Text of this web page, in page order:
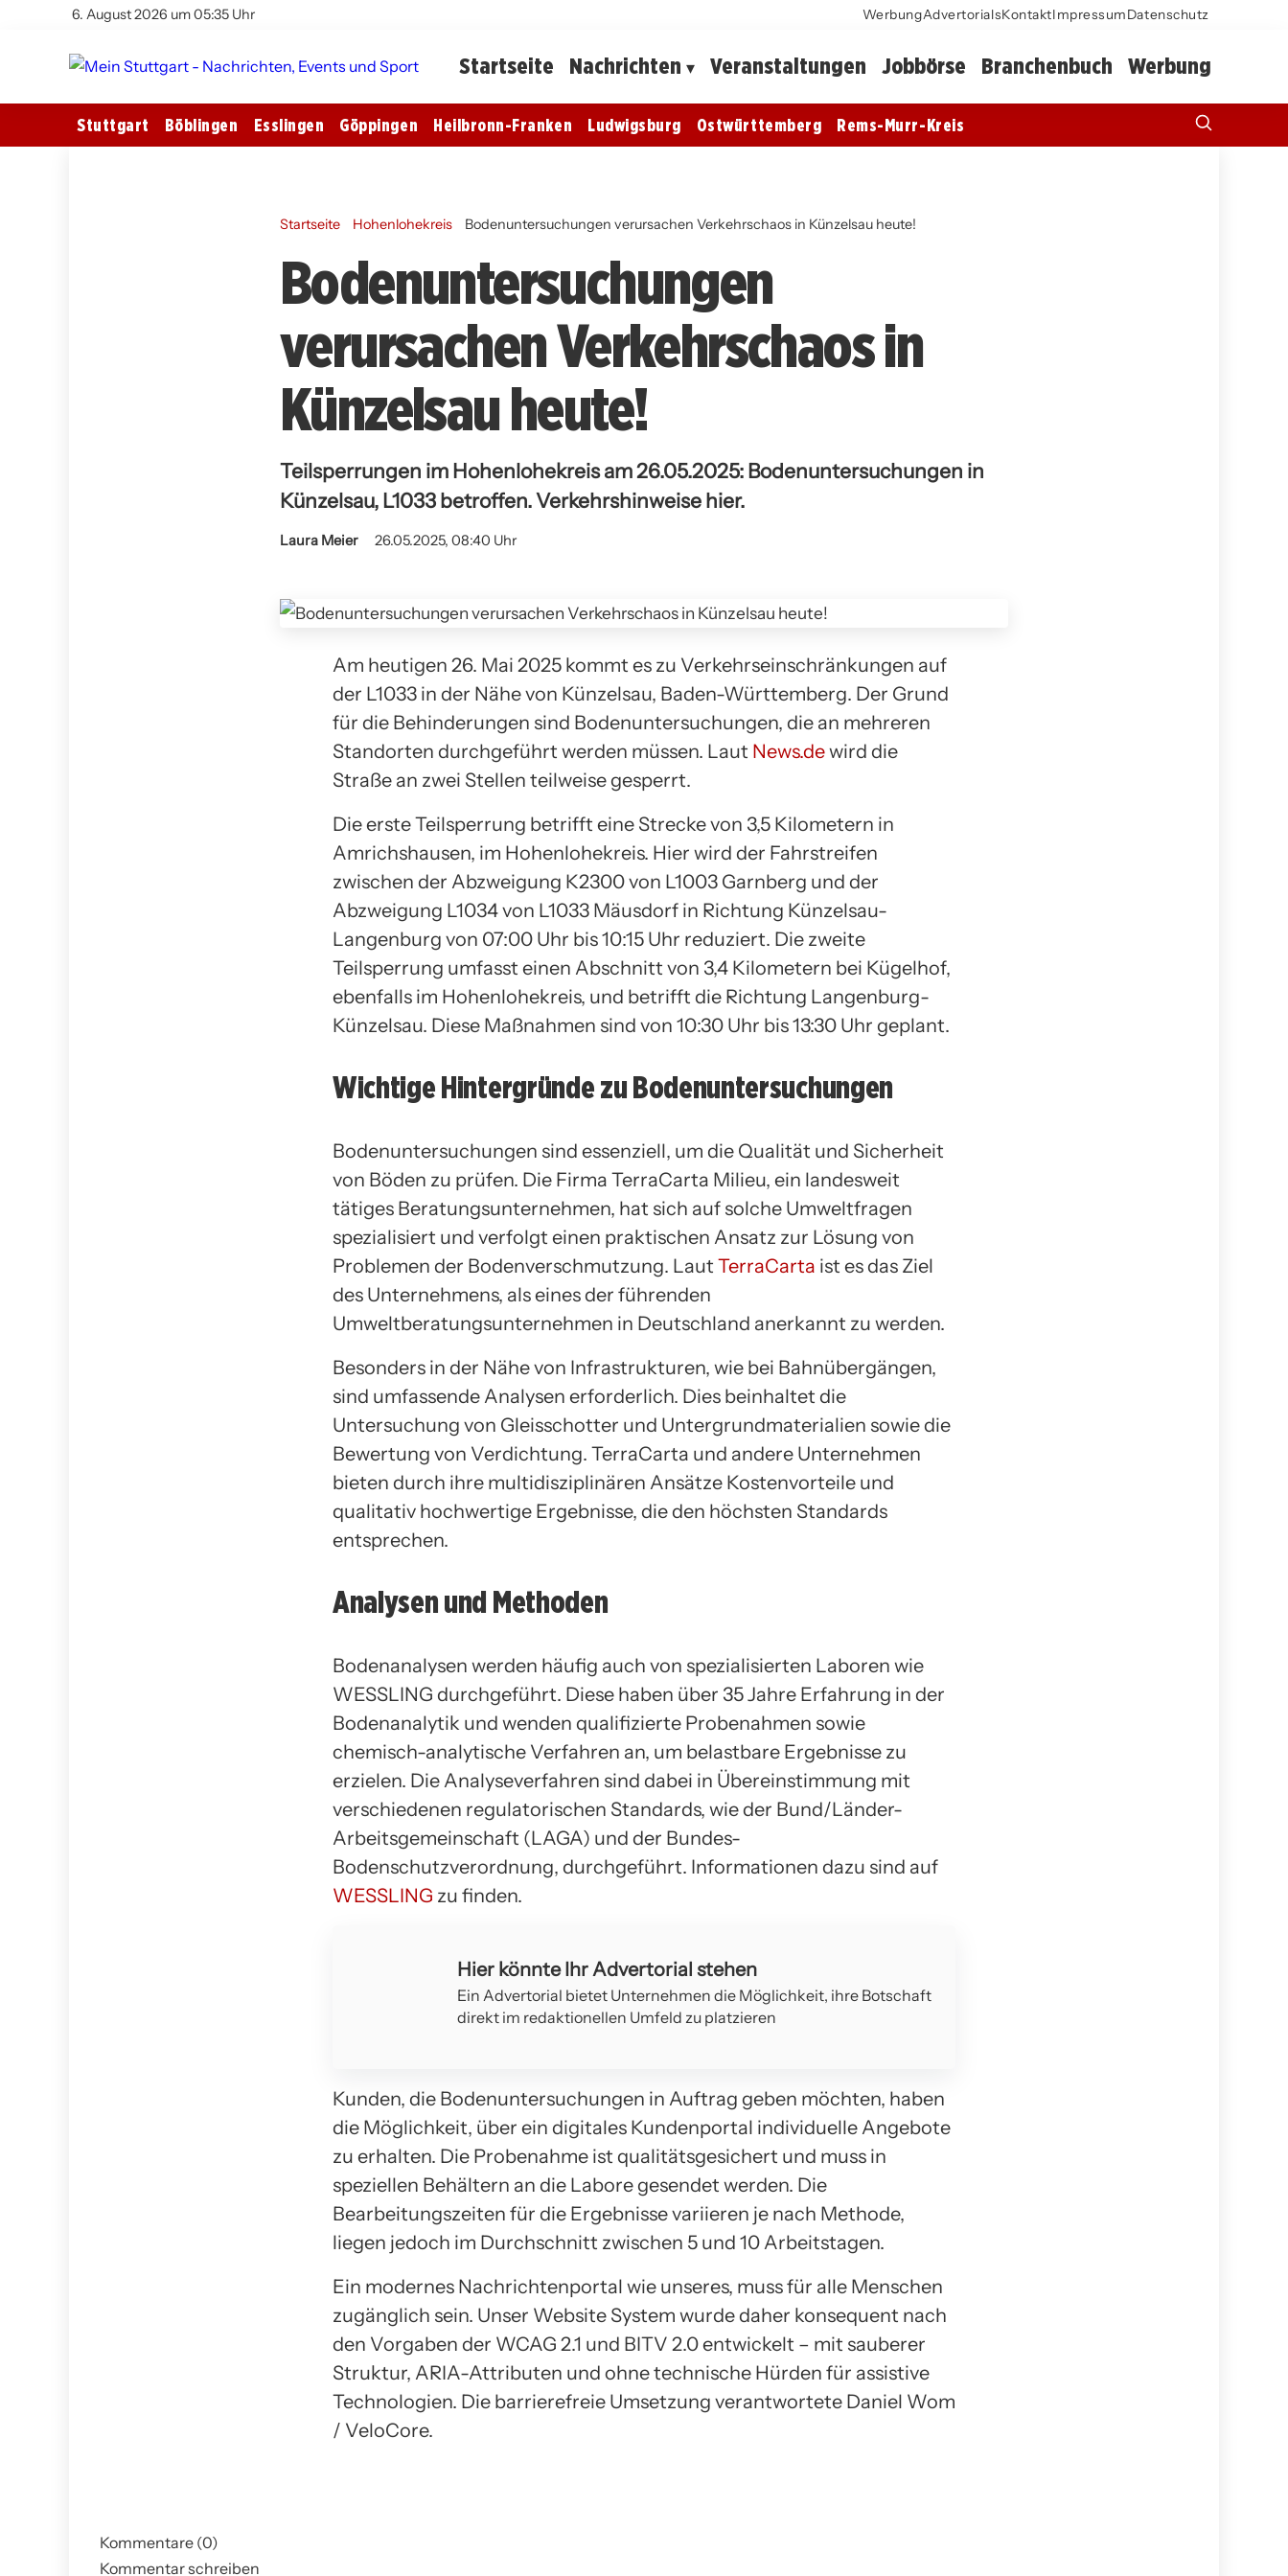
6. August 2026 um 05:35 Uhr WerbungAdvertorialsKontaktImpressumDatenschutz
Startseite Nachrichten Veranstaltungen Jobbörse Branchenbuch Werbung
Stuttgart Böblingen Esslingen Göppingen Heilbronn-Franken Ludwigsburg Ostwürttemberg Rems-Murr-Kreis
Startseite Hohenlohekreis Bodenuntersuchungen verursachen Verkehrschaos in Künzelsau heute!
Bodenuntersuchungen
verursachen Verkehrschaos in
Künzelsau heute!
Teilsperrungen im Hohenlohekreis am 26.05.2025: Bodenuntersuchungen in
Künzelsau, L1033 betroffen. Verkehrshinweise hier.
Laura Meier 26.05.2025, 08:40 Uhr
Am heutigen 26. Mai 2025 kommt es zu Verkehrseinschränkungen auf
der L1033 in der Nähe von Künzelsau, Baden-Württemberg. Der Grund
für die Behinderungen sind Bodenuntersuchungen, die an mehreren
Standorten durchgeführt werden müssen. Laut News.dewird die
Straße an zwei Stellen teilweise gesperrt.
Die erste Teilsperrung betrifft eine Strecke von 3,5 Kilometern in
Amrichshausen, im Hohenlohekreis. Hier wird der Fahrstreifen
zwischen der Abzweigung K2300 von L1003 Garnberg und der
Abzweigung L1034 von L1033 Mäusdorf in Richtung Künzelsau-
Langenburg von 07:00 Uhr bis 10:15 Uhr reduziert. Die zweite
Teilsperrung umfasst einen Abschnitt von 3,4 Kilometern bei Kügelhof,
ebenfalls im Hohenlohekreis, und betrifft die Richtung Langenburg-
Künzelsau. Diese Maßnahmen sind von 10:30 Uhr bis 13:30 Uhr geplant.
Wichtige Hintergründe zu Bodenuntersuchungen
Bodenuntersuchungen sind essenziell, um die Qualität und Sicherheit
von Böden zu prüfen. Die Firma TerraCarta Milieu, ein landesweit
tätiges Beratungsunternehmen, hat sich auf solche Umweltfragen
spezialisiert und verfolgt einen praktischen Ansatz zur Lösung von
Problemen der Bodenverschmutzung. Laut TerraCarta ist es das Ziel
des Unternehmens, als eines der führenden
Umweltberatungsunternehmen in Deutschland anerkannt zu werden.
Besonders in der Nähe von Infrastrukturen, wie bei Bahnübergängen,
sind umfassende Analysen erforderlich. Dies beinhaltet die
Untersuchung von Gleisschotter und Untergrundmaterialien sowie die
Bewertung von Verdichtung. TerraCarta und andere Unternehmen
bieten durch ihre multidisziplinären Ansätze Kostenvorteile und
qualitativ hochwertige Ergebnisse, die den höchsten Standards
entsprechen.
Analysen und Methoden
Bodenanalysen werden häufig auch von spezialisierten Laboren wie
WESSLING durchgeführt. Diese haben über 35 Jahre Erfahrung in der
Bodenanalytik und wenden qualifizierte Probenahmen sowie
chemisch-analytische Verfahren an, um belastbare Ergebnisse zu
erzielen. Die Analyseverfahren sind dabei in Übereinstimmung mit
verschiedenen regulatorischen Standards, wie der Bund/Länder-
Arbeitsgemeinschaft (LAGA) und der Bundes-
Bodenschutzverordnung, durchgeführt. Informationen dazu sind auf
WESSLING zu finden.
Hier könnte Ihr Advertorial stehen
Ein Advertorial bietet Unternehmen die Möglichkeit, ihre Botschaft
direkt im redaktionellen Umfeld zu platzieren
Kunden, die Bodenuntersuchungen in Auftrag geben möchten, haben
die Möglichkeit, über ein digitales Kundenportal individuelle Angebote
zu erhalten. Die Probenahme ist qualitätsgesichert und muss in
speziellen Behältern an die Labore gesendet werden. Die
Bearbeitungszeiten für die Ergebnisse variieren je nach Methode,
liegen jedoch im Durchschnitt zwischen 5 und 10 Arbeitstagen.
Ein modernes Nachrichtenportal wie unseres, muss für alle Menschen
zugänglich sein. Unser Website System wurde daher konsequent nach
den Vorgaben der WCAG 2.1 und BITV 2.0 entwickelt – mit sauberer
Struktur, ARIA-Attributen und ohne technische Hürden für assistive
Technologien. Die barrierefreie Umsetzung verantwortete Daniel Wom
/ VeloCore.
Kommentare (0)
Kommentar schreiben